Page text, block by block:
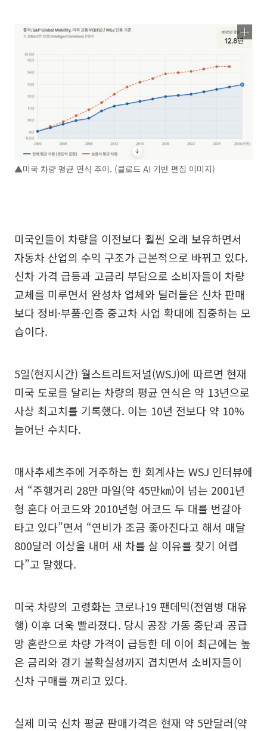
▲미국 차량 평균 연식 추이. (클로드 AI 기반 편집 이미지)
미국인들이 차량을 이전보다 훨씬 오래 보유하면서
자동차 산업의 수익 구조가 근본적으로 바뀌고 있다.
신차 가격 급등과 고금리 부담으로 소비자들이 차량
교체를 미루면서 완성차 업체와 딜러들은 신차 판매
보다 정비·부품·인증 중고차 사업 확대에 집중하는 모
습이다.
5일(현지시간) 월스트리트저널(WSJ)에 따르면 현재
미국 도로를 달리는 차량의 평균 연식은 약 13년으로
사상 최고치를 기록했다. 이는 10년 전보다 약 10%
늘어난 수치다.
매사추세츠주에 거주하는 한 회계사는 WSJ 인터뷰에
서 “주행거리 28만 마일(약 45만㎞)이 넘는 2001년
형 혼다 어코드와 2010년형 어코드 두 대를 번갈아
타고 있다”면서 “연비가 조금 좋아진다고 해서 매달
800달러 이상을 내며 새 차를 살 이유를 찾기 어렵
다”고 말했다.
미국 차량의 고령화는 코로나19 팬데믹(전염병 대유
행) 이후 더욱 빨라졌다. 당시 공장 가동 중단과 공급
망 혼란으로 차량 가격이 급등한 데 이어 최근에는 높
은 금리와 경기 불확실성까지 겹치면서 소비자들이
신차 구매를 꺼리고 있다.
실제 미국 신차 평균 판매가격은 현재 약 5만달러(약